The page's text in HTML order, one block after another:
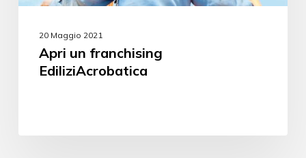
20 Maggio 2021
Apri un franchising
EdiliziAcrobatica